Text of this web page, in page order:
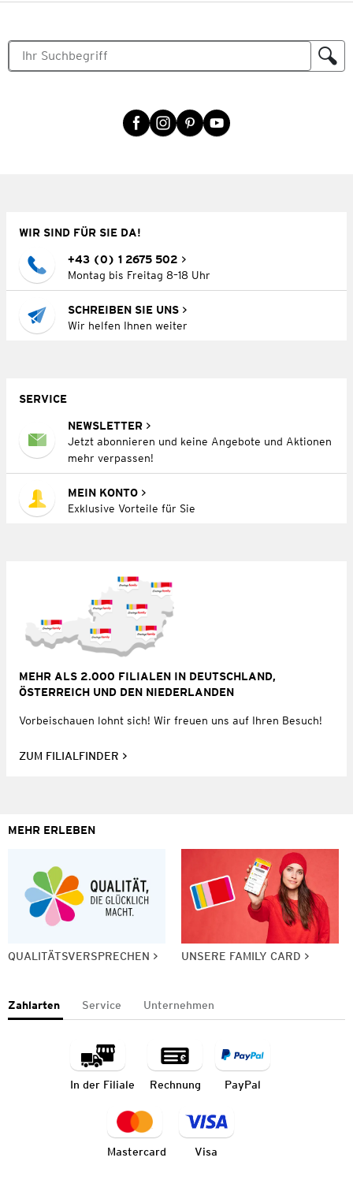
WIR SIND FÜR SIE DA!
+43 (0) 1 2675 502
Montag bis Freitag 8–18 Uhr
SCHREIBEN SIE UNS
Wir helfen Ihnen weiter
SERVICE
NEWSLETTER
Jetzt abonnieren und keine Angebote und Aktionen
mehr verpassen!
MEIN KONTO
Exklusive Vorteile für Sie
MEHR ALS 2.000 FILIALEN IN DEUTSCHLAND,
ÖSTERREICH UND DEN NIEDERLANDEN
Vorbeischauen lohnt sich! Wir freuen uns auf Ihren Besuch!
ZUM FILIALFINDER
MEHR ERLEBEN
QUALITÄTSVERSPRECHEN UNSERE FAMILY CARD
Zahlarten Service Unternehmen
In der Filiale Rechnung PayPal
Mastercard Visa